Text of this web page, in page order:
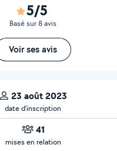
5/5
Basé sur 8 avis
Voir ses avis
23 août 2023
date d’inscription
41
mises en relation